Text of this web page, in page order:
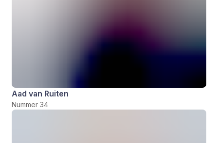
Aad van Ruiten
Nummer 34